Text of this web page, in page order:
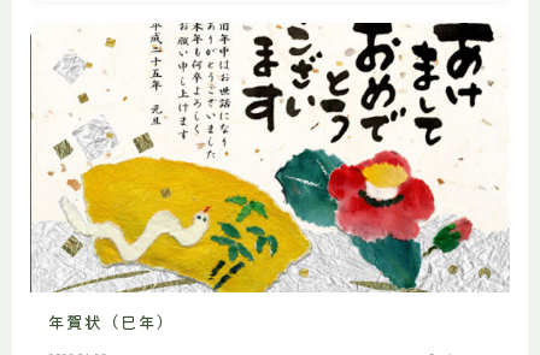
年賀状（巳年）